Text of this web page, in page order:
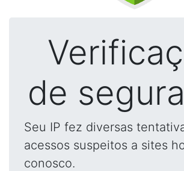
de
Seu IP fez diversas
acessos suspeitos a sites
conosco.